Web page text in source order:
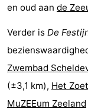
Speeltuinen
-
Binnenspeeltuinen
-
Bowlen
-
Minigolfbanen
Wellness
en oud aan de
Verder is De
Zwembad
(±3,1 km), Het
MuZEEum Zeeland